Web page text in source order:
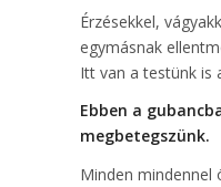
Érzésekkel,
egymásnak
Itt van a testünk is
Ebben a
megbetegszünk.
Minden mindennel